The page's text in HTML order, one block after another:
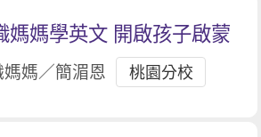
媽媽學英文 開啟孩子啟蒙
媽媽／簡湄恩 桃園分校